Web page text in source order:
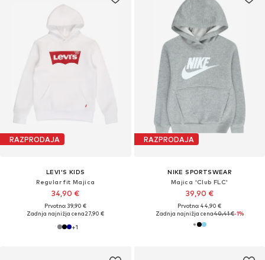
RAZPRODAJA
LEVI'S KIDS
Regular fit Majica
34,90 €
Prvotno: 39,90 €
Zadnja najnižja cena27,90 €
+1
RAZPRODAJA
NIKE SPORTSWEAR
Majica 'Club FLC'
39,90 €
Prvotno: 44,90 €
Zadnja najnižja cena40,41 €-1%